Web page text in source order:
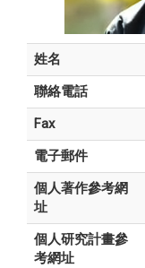
姓名
聯絡電話
Fax
電子郵件
個人著作參考網
址
個人研究計畫參
考網址